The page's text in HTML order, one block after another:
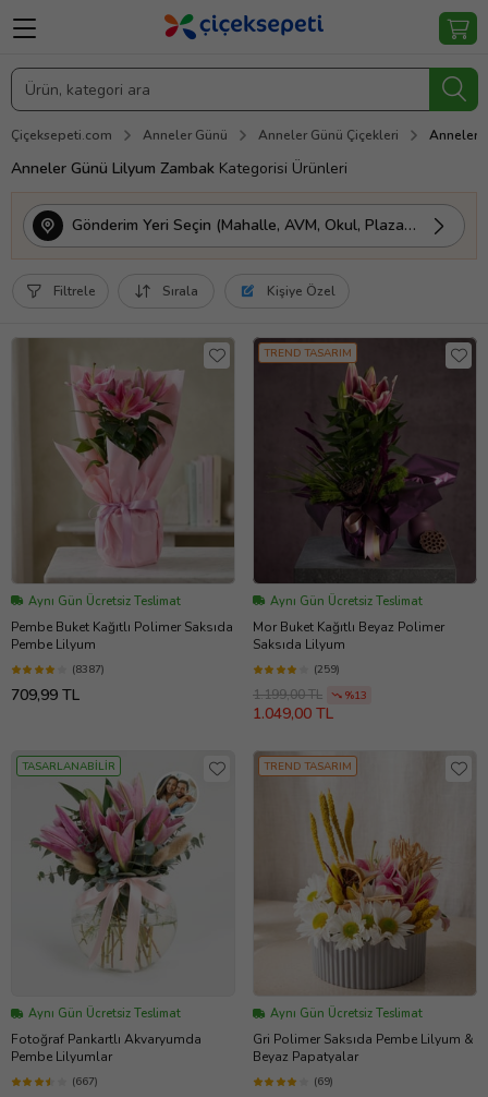
Çiçeksepeti.com Anneler Günü Anneler Günü Çiçekleri Anneler
Anneler Günü Lilyum Zambak Kategorisi Ürünleri
Gönderim Yeri Seçin (Mahalle, AVM, Okul, Plaza vs.)
Filtrele Sırala Kişiye Özel
Aynı Gün Ücretsiz Teslimat
Pembe Buket Kağıtlı Polimer Saksıda
Pembe Lilyum
(8387)
709,99 TL
TREND TASARIM
Aynı Gün Ücretsiz Teslimat
Mor Buket Kağıtlı Beyaz Polimer
Saksıda Lilyum
(259)
1.199,00 TL %13
1.049,00 TL
TASARLANABİLİR
Aynı Gün Ücretsiz Teslimat
Fotoğraf Pankartlı Akvaryumda
Pembe Lilyumlar
(667)
TREND TASARIM
Aynı Gün Ücretsiz Teslimat
Gri Polimer Saksıda Pembe Lilyum &
Beyaz Papatyalar
(69)